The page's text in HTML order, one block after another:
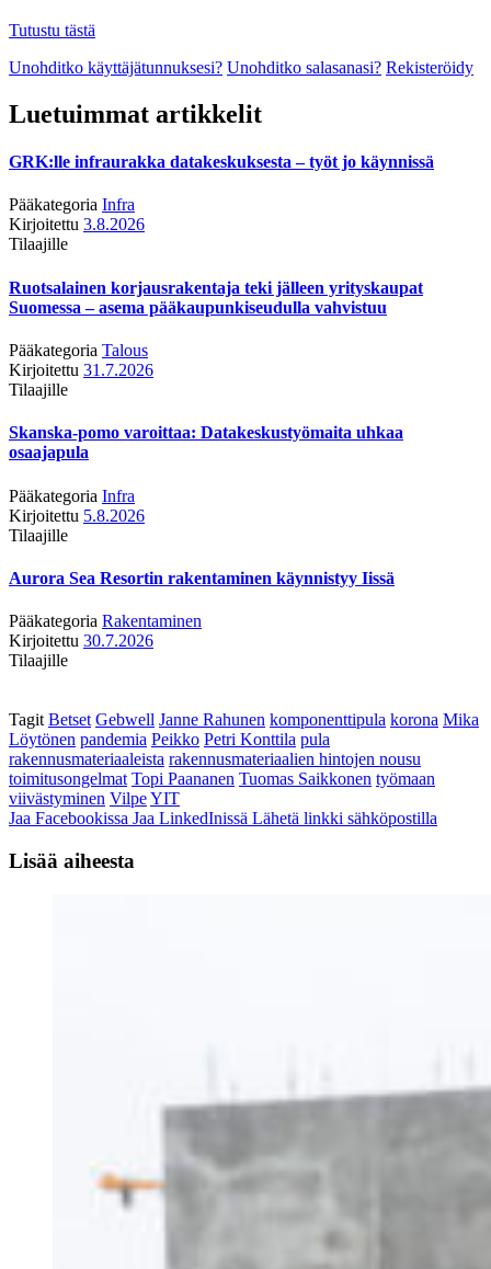
Tutustu tästä
Unohditko käyttäjätunnuksesi? Unohditko salasanasi? Rekisteröidy
Luetuimmat artikkelit
GRK:lle infraurakka datakeskuksesta – työt jo käynnissä
Pääkategoria Infra
Kirjoitettu 3.8.2026
Tilaajille
Ruotsalainen korjausrakentaja teki jälleen yrityskaupat
Suomessa – asema pääkaupunkiseudulla vahvistuu
Pääkategoria Talous
Kirjoitettu 31.7.2026
Tilaajille
Skanska-pomo varoittaa: Datakeskustyömaita uhkaa
osaajapula
Pääkategoria Infra
Kirjoitettu 5.8.2026
Tilaajille
Aurora Sea Resortin rakentaminen käynnistyy Iissä
Pääkategoria Rakentaminen
Kirjoitettu 30.7.2026
Tilaajille
Tagit Betset Gebwell Janne Rahunen komponenttipula korona Mika
Löytönen pandemia Peikko Petri Konttila pula
rakennusmateriaaleista rakennusmateriaalien hintojen nousu
toimitusongelmat Topi Paananen Tuomas Saikkonen työmaan
viivästyminen VilpeYIT
Jaa Facebookissa Jaa LinkedInissä Lähetä linkki sähköpostilla
Lisää aiheesta